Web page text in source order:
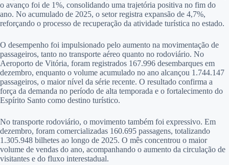
o avanço foi de 1%, consolidando uma trajetória positiva no fim do
ano. No acumulado de 2025, o setor registra expansão de 4,7%,
reforçando o processo de recuperação da atividade turística no estado.
O desempenho foi impulsionado pelo aumento na movimentação de
passageiros, tanto no transporte aéreo quanto no rodoviário. No
Aeroporto de Vitória, foram registrados 167.996 desembarques em
dezembro, enquanto o volume acumulado no ano alcançou 1.744.147
passageiros, o maior nível da série recente. O resultado confirma a
força da demanda no período de alta temporada e o fortalecimento do
Espírito Santo como destino turístico.
No transporte rodoviário, o movimento também foi expressivo. Em
dezembro, foram comercializadas 160.695 passagens, totalizando
1.305.948 bilhetes ao longo de 2025. O mês concentrou o maior
volume de vendas do ano, acompanhando o aumento da circulação de
visitantes e do fluxo interestadual.